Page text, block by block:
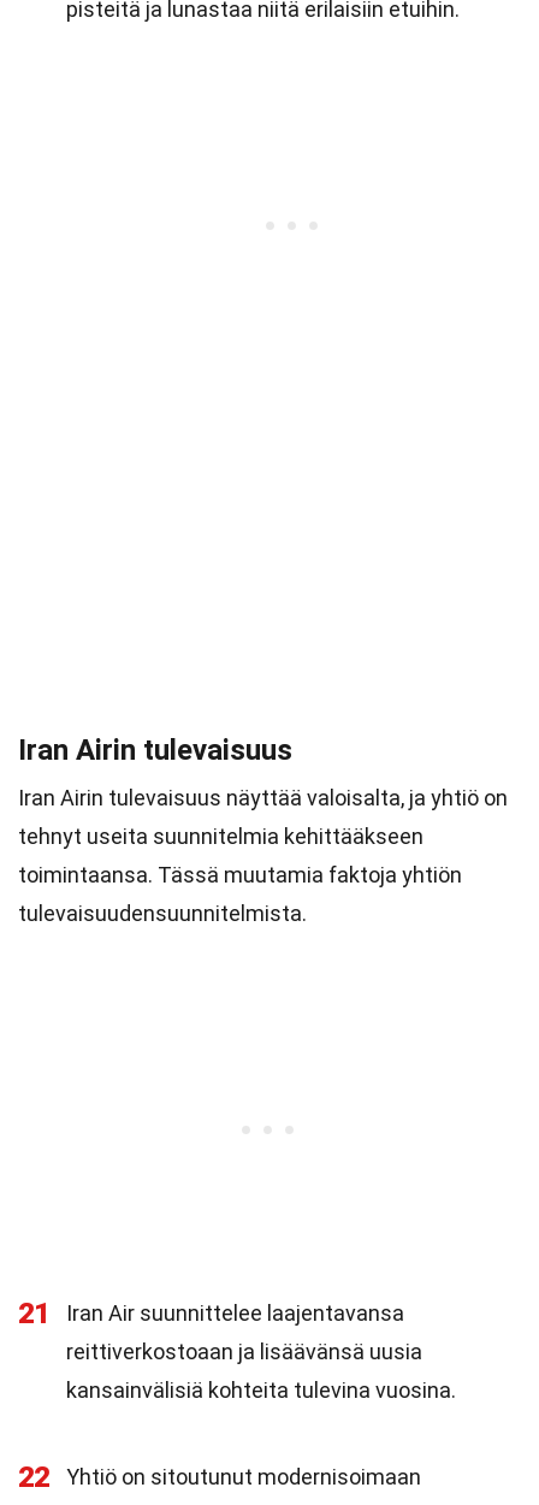
pisteitä ja lunastaa niitä erilaisiin etuihin.
Iran Airin tulevaisuus
Iran Airin tulevaisuus näyttää valoisalta, ja yhtiö on
tehnyt useita suunnitelmia kehittääkseen
toimintaansa. Tässä muutamia faktoja yhtiön
tulevaisuudensuunnitelmista.
21
Iran Air suunnittelee laajentavansa
reittiverkostoaan ja lisäävänsä uusia
kansainvälisiä kohteita tulevina vuosina.
22
Yhtiö on sitoutunut modernisoimaan